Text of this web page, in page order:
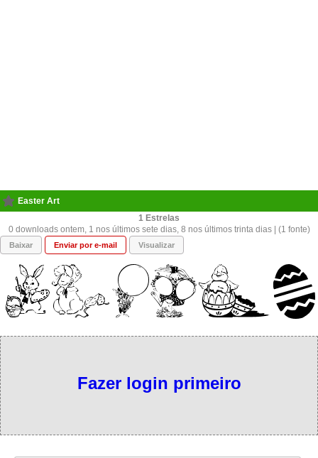
Easter Art
1
0 downloads ontem, 1 nos últimos sete dias, 8 nos últimos trinta dias | (1 fonte)
Baixar Enviar por e-mail Visualizar
Fazer login primeiro